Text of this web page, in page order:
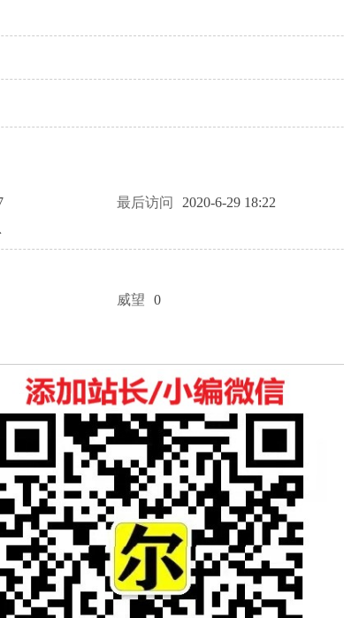
最后访问 2020-6-29 18:22
威望 0